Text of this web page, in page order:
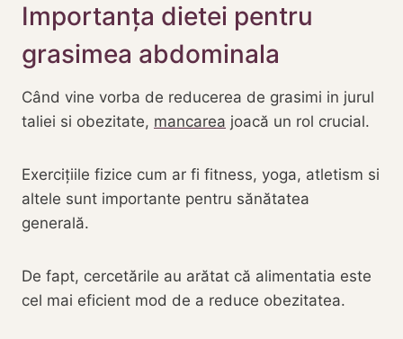
Importanța dietei pentru
grasimea abdominala
Când vine vorba de reducerea de grasimi in jurul
taliei si obezitate, mancarea joacă un rol crucial.
Exercițiile fizice cum ar fi fitness, yoga, atletism si
altele sunt importante pentru sănătatea
generală.
De fapt, cercetările au arătat că alimentatia este
cel mai eficient mod de a reduce obezitatea.